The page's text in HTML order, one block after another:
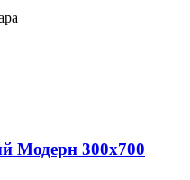
Модерн 300х700